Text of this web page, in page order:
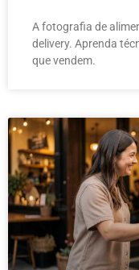
A fotografia de
delivery. Aprenda
que vendem.